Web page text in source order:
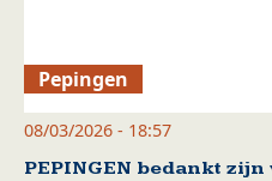
Pepingen
08/03/2026 - 18:57
PEPINGEN bedankt